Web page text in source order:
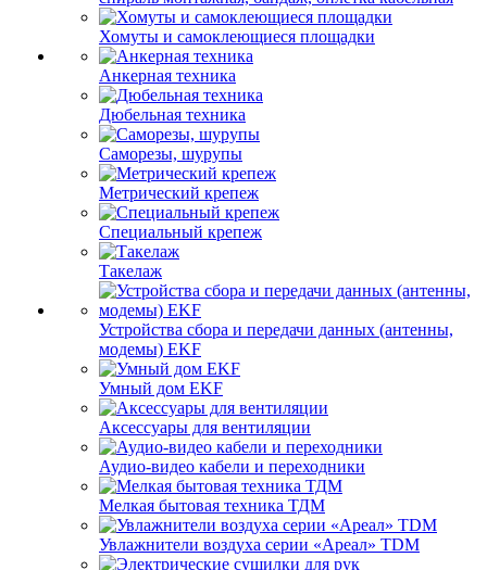
Хомуты и самоклеющиеся площадки
Анкерная техника
Дюбельная техника
Саморезы, шурупы
Метрический крепеж
Специальный крепеж
Такелаж
Устройства сбора и передачи данных (антенны,
модемы) EKF
Умный дом EKF
Аксессуары для вентиляции
Аудио-видео кабели и переходники
Мелкая бытовая техника ТДМ
Увлажнители воздуха серии «Ареал» TDM